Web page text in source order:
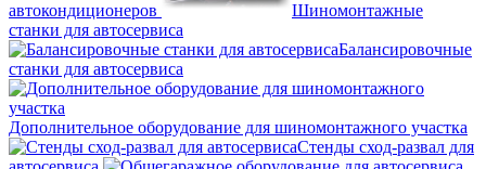
автокондиционеров
Шиномонтажные
станки для автосервиса
Балансировочные
станки для автосервиса
Дополнительное оборудование для шиномонтажного участка
Стенды сход-развал для